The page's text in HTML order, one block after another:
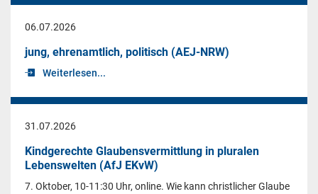
06.07.2026
jung, ehrenamtlich, politisch (AEJ-NRW)
Weiterlesen...
31.07.2026
Kindgerechte Glaubensvermittlung in pluralen
Lebenswelten (AfJ EKvW)
7. Oktober, 10-11:30 Uhr, online. Wie kann christlicher Glaube